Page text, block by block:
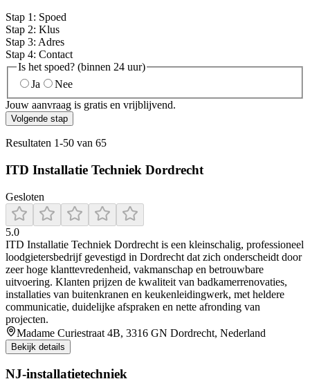
Stap 1 : Spoed
Stap 2: Klus
Stap 3: Adres
Stap 4: Contact
Is het spoed? (binnen 24 uur)
Ja
Nee
Jouw aanvraag is gratis en vrijblijvend.
Volgende stap
Resultaten 1-50 van 65
ITD Installatie Techniek Dordrecht
Gesloten
5.0
ITD Installatie Techniek Dordrecht is een kleinschalig, professioneel
loodgietersbedrijf gevestigd in Dordrecht dat zich onderscheidt door
zeer hoge klanttevredenheid, vakmanschap en betrouwbare
uitvoering. Klanten prijzen de kwaliteit van badkamerrenovaties,
installaties van buitenkranen en keukenleidingwerk, met heldere
communicatie, duidelijke afspraken en nette afronding van
projecten.
Madame Curiestraat 4B, 3316 GN Dordrecht, Nederland
Bekijk details
NJ-installatietechniek